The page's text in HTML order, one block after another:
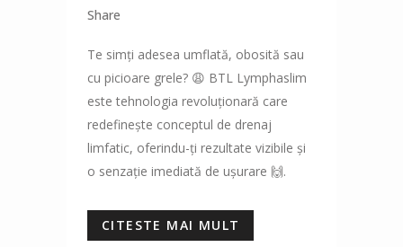
Share
Te simți adesea umflată, obosită sau
cu picioare grele? 😩 BTL Lymphaslim
este tehnologia revoluționară care
redefinește conceptul de drenaj
limfatic, oferindu-ți rezultate vizibile și
o senzație imediată de ușurare 🙌.
CITESTE MAI MULT